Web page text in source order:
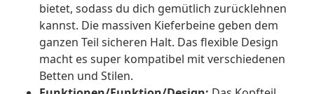
bietet, sodass du dich gemütlich zurücklehnen
kannst. Die massiven Kieferbeine geben dem
ganzen Teil sicheren Halt. Das flexible Design
macht es super kompatibel mit verschiedenen
Betten und Stilen.